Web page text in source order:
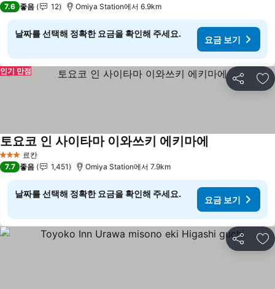
7.6 좋음 12 Omiya Station에서 6.9km
날짜를 선택해 정확한 요금을 확인해 주세요.
요금 보기
공유 즐
인기 만점
3 성급 료칸
토요코 인 사이타마 이와쓰키 에키마에
7.7 좋음 1,451 Omiya Station에서 7.9km
날짜를 선택해 정확한 요금을 확인해 주세요.
요금 보기
공유 즐